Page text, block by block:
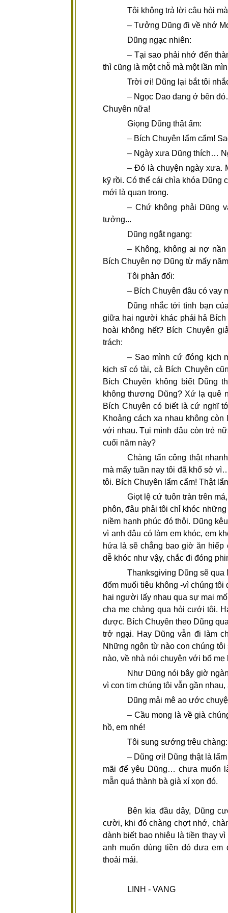
Tôi không trả lời câu hỏi
– Tưởng Dũng đi về nhớ
Dũng ngạc nhiên:
– Tại sao phải nhớ đến
thì cũng là một chỗ mà một lần
Trời ơi! Dũng lại bắt tôi
– Ngọc Dao đang ở bên
Chuyên nữa!
Giọng Dũng thật ấm:
– Bích Chuyên lẩm cẩm!
– Ngày xưa Dũng thích…
– Đó là chuyện ngày xưa.
kỹ rồi. Có thể cái chìa khóa Dũng
mới là quan trọng.
– Chứ không phải Dũng
tưởng...
Dũng ngắt ngang:
– Không, không ai nợ
Bích Chuyên nợ Dũng từ mấy
Tôi phản đối:
– Bích Chuyên đâu có vay
Dũng nhắc tới tình bạn
giữa hai người khác phái hả
hoài không hết? Bích Chuyên
trách:
– Sao mình cứ đóng kịch
kịch sĩ có tài, cả Bích Chuyên
Bích Chuyên không biết Dũng
không thương Dũng? Xứ lạ quê
Bích Chuyên có biết là cứ nghĩ
Khoảng cách xa nhau không
với nhau. Tụi mình đâu còn trẻ
cuối năm này?
Chàng tấn công thật
mà mấy tuần nay tôi đã khổ sở
tôi. Bích Chuyên lẩm cẩm! Thật
Giọt lệ cứ tuôn tràn trên
phôn, đâu phải tôi chỉ khóc
niềm hạnh phúc đó thôi. Dũng
vì anh đâu có làm em khóc, em
hứa là sẽ chẳng bao giờ ăn
dễ khóc như vậy, chắc đi đóng
Thanksgiving Dũng sẽ qua
đốm muối tiêu không -vì chúng
hai người lấy nhau qua sự mai
cha mẹ chàng qua hỏi cưới tôi.
được. Bích Chuyên theo Dũng
trở ngại. Hay Dũng vẫn đi làm
Những ngôn từ nào con chúng
nào, về nhà nói chuyện với bố
Như Dũng nói bây giờ
vì con tim chúng tôi vẫn gần nhau,
Dũng mải mê ao ước
– Cầu mong là về già
hồ, em nhé!
Tôi sung sướng trêu chàng:
– Dũng ơi! Dũng thật là
mãi để yêu Dũng… chưa muốn
mẫn quá thành bà già xí xọn đó.
Bên kia đầu dây, Dũng
cười, khi đó chàng chợt nhớ,
dành biết bao nhiêu là tiền thay
anh muốn dùng tiền đó đưa em
thoải mái.
LINH - VANG